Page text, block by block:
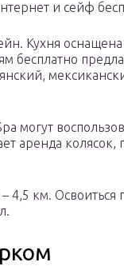
и сейф
Кухня
бесплатно
могут
аренда колясок,
4,5 км. Освоиться